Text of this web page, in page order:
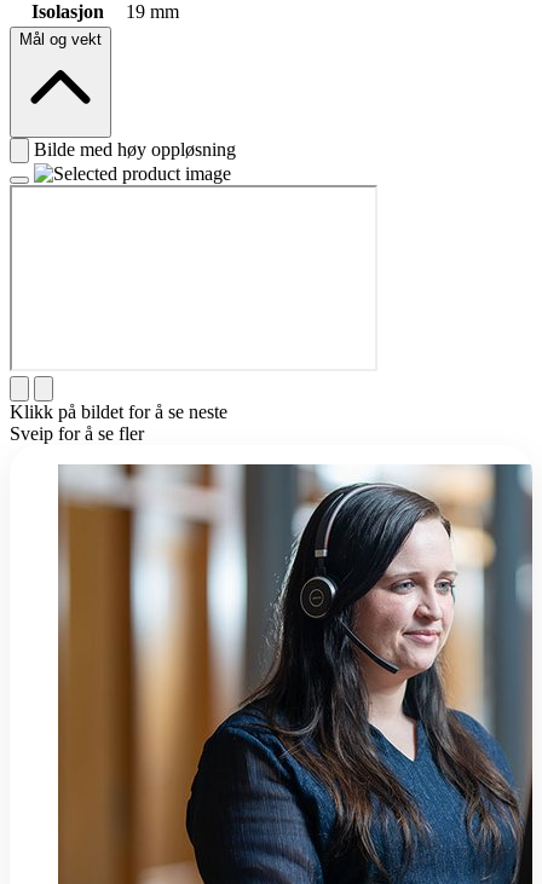
Isolasjon
19 mm
Mål og vekt
Bilde med høy oppløsning
Klikk på bildet for å se neste
Sveip for å se fler